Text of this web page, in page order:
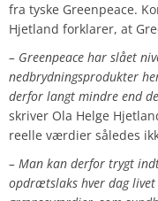
fra tyske Greenpeace.
Hjetland forklarer, at
– Greenpeace har slået
nedbrydningsprodukter
derfor langt mindre end
skriver Ola Helge
reelle værdier således
– Man kan derfor trygt
opdrætslaks hver dag livet